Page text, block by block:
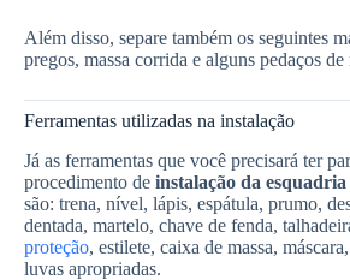
Além disso, separe também os seguintes
pregos, massa corrida e alguns pedaços de
Ferramentas utilizadas na instalação
Já as ferramentas que você precisará ter
procedimento de instalação da
são: trena, nível, lápis, espátula, prumo,
dentada, martelo, chave de fenda,
proteção, estilete, caixa de massa,
luvas apropriadas.